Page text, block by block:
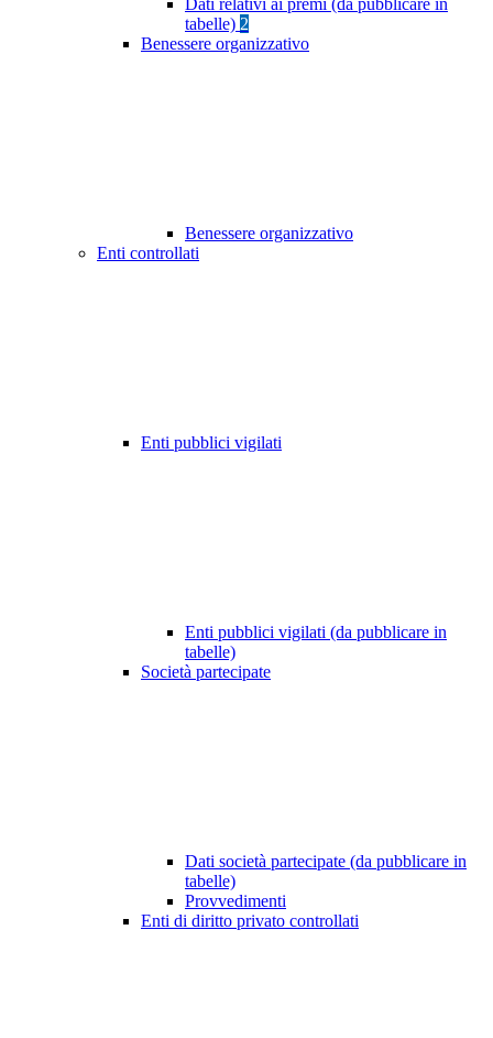
Dati relativi ai premi (da pubblicare in
tabelle) 2
Benessere organizzativo
Benessere organizzativo
Enti controllati
Enti pubblici vigilati
Enti pubblici vigilati (da pubblicare in
tabelle)
Società partecipate
Dati società partecipate (da pubblicare in
tabelle)
Provvedimenti
Enti di diritto privato controllati